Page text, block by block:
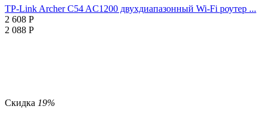
TP-Link Archer C54 AC1200 двухдиапазонный Wi-Fi роутер ...
2 608 Р
2 088 Р
Скидка 19%